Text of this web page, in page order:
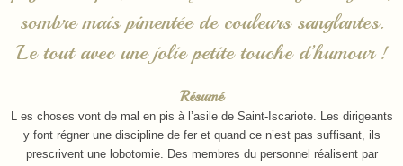
sombre mais pimentée de couleurs sanglantes.
Le tout avec une jolie petite touche d’humour !
Résumé
Les choses vont de mal en pis à l’asile de Saint-Iscariote. Les dirigeants
y font régner une discipline de fer et quand ce n’est pas suffisant, ils
prescrivent une lobotomie. Des membres du personnel réalisent par